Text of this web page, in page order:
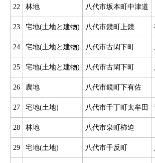
22 林地 八代市坂本町中津道
23 宅地(土地と建物) 八代市鏡町上鏡
24 宅地(土地と建物) 八代市古閑下町
25 宅地(土地と建物) 八代市古閑下町
26 農地 八代市鏡町下有佐
27 宅地(土地) 八代市千丁町太牟田
28 林地 八代市泉町柿迫
29 宅地(土地) 八代市千反町